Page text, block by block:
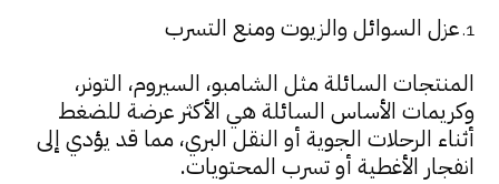
عزل السوائل والزيوت ومنع التسرب
المنتجات السائلة مثل الشامبو، السيروم، التونر،
وكريمات الأساس السائلة هي الأكثر عرضة للضغط
أثناء الرحلات الجوية أو النقل البري، مما قد يؤدي إلى
انفجار الأغطية أو تسرب المحتويات.